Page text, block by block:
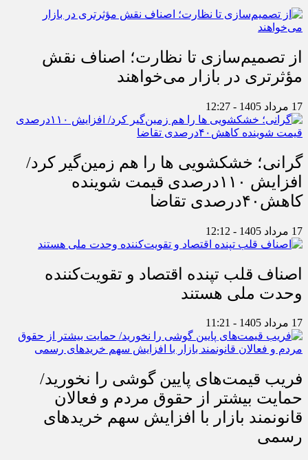
از تصمیم‌سازی تا نظارت؛ اصناف نقش
مؤثرتری در بازار می‌خواهند
17 مرداد 1405 - 12:27
گرانی؛ خشکشویی‌ ها را هم زمین‌گیر کرد/
افزایش ۱۱۰درصدی قیمت شوینده
کاهش۴۰درصدی تقاضا
17 مرداد 1405 - 12:12
اصناف قلب تپنده اقتصاد و تقویت‌کننده
وحدت ملی هستند
17 مرداد 1405 - 11:21
فریب قیمت‌های پایین گوشی را نخورید/
حمایت بیشتر از حقوق مردم و فعالان
قانونمند بازار با افزایش سهم خریدهای
رسمی